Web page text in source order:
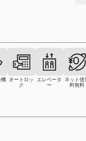
機
オートロッ
ク
エレベータ
ー
ネット使
料無料